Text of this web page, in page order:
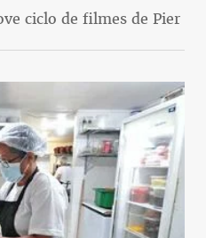
ciclo de filmes de Pier